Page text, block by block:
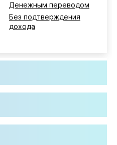
Денежным переводом
Без подтверждения
дохода